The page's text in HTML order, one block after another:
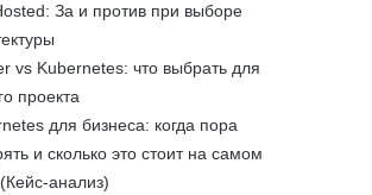
За и против при выборе
vs Kubernetes: что выбрать для
проекта
для бизнеса: когда пора
и сколько это стоит на самом
анализ)